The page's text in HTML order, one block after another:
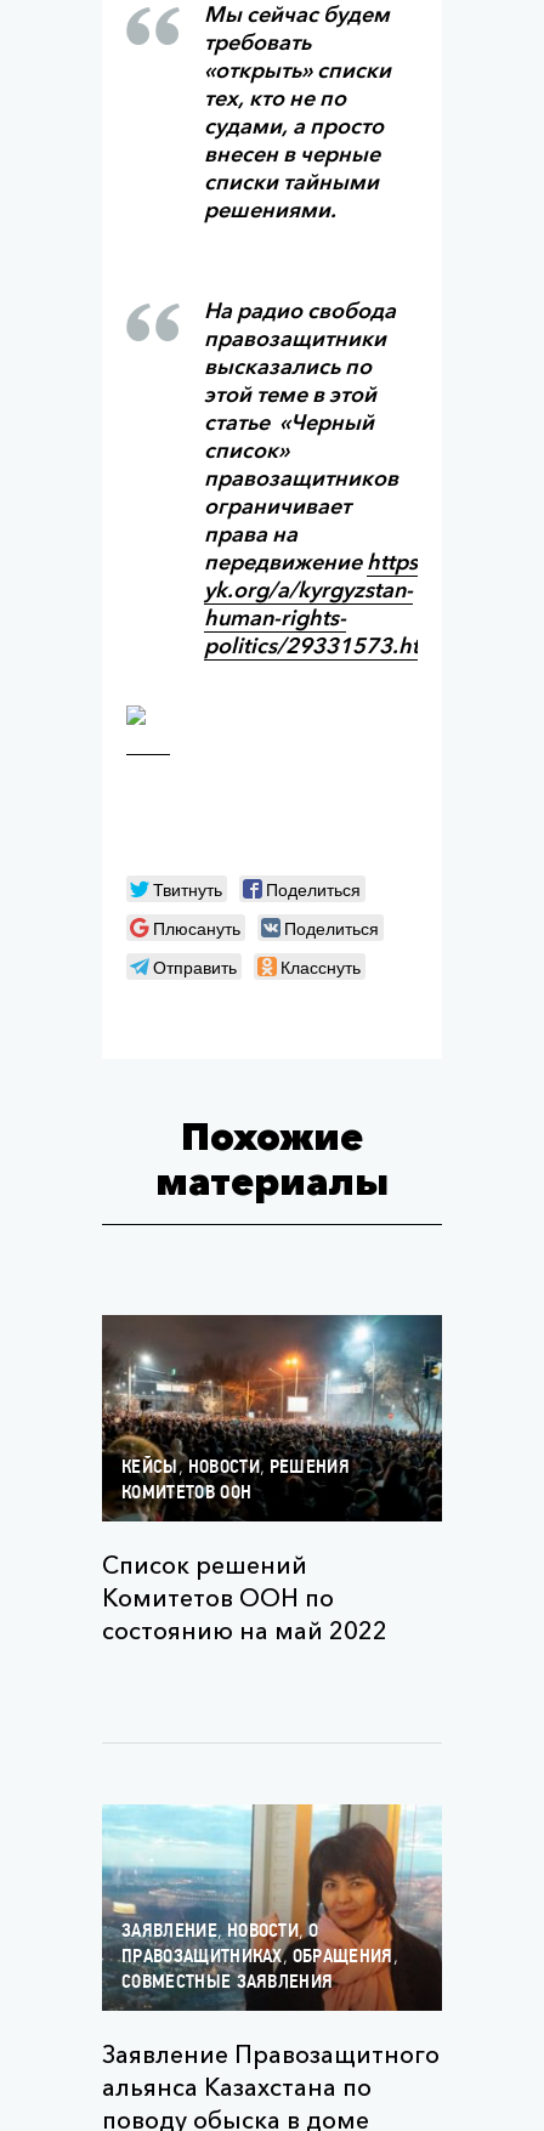
Мы сейчас будем
требовать
«открыть» списки
тех, кто не по
судами, а просто
внесен в черные
списки тайными
решениями.
На радио свобода
правозащитники
высказались по
этой теме в этой
статье «Черный
список»
правозащитников
ограничивает
права на
передвижениеhttps://rus.azatt
yk.org/a/kyrgyzstan-
human-rights-
politics/29331573.html
Твитнуть
Поделиться
Плюсануть
Поделиться
Отправить
Класснуть
Похожие
материалы
КЕЙСЫ,НОВОСТИ, РЕШЕНИЯ
КОМИТЕТОВ ООН
Список решений
Комитетов ООН по
состоянию на май 2022
ЗАЯВЛЕНИЕ,НОВОСТИ,О
ПРАВОЗАЩИТНИКАХ, ОБРАЩЕНИЯ,
СОВМЕСТНЫЕ ЗАЯВЛЕНИЯ
Заявление Правозащитного
альянса Казахстана по
поводу обыска в доме